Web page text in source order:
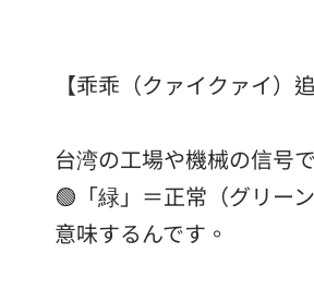
【乖乖（クァイクァイ）
台湾の工場や機械の信号
🟢「緑」＝正常（グリー
意味するんです。